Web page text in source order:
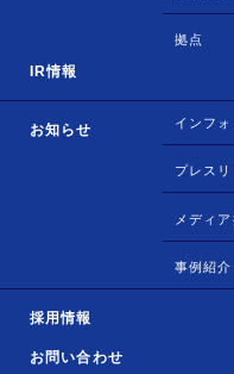
拠点
IR情報
お知らせ インフ
プレスリ
メディ
事例紹介
採用情報
お問い合わせ